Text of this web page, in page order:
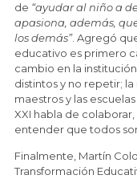
de “ayudar al niño a
apasiona, además,
los demás”. Agregó
educativo es primero
cambio en la
distintos y no repetir;
maestros y las
XXI habla de
entender que todos
Finalmente, Martín
Transformación